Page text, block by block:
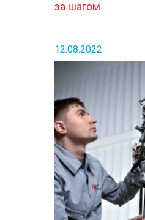
за шагом
12.08.2022